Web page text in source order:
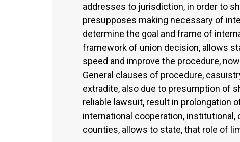
addresses to jurisdiction, in order to
presupposes making necessary of
determine the goal and frame of
framework of union decision, allows
speed and improve the procedure,
General clauses of procedure,
extradite, also due to presumption of
reliable lawsuit, result in prolongation
international cooperation,
counties, allows to state, that role of